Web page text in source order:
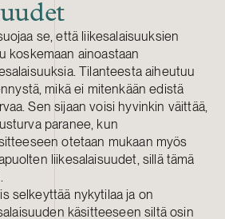
se, että liikesalaisuuksien
koskemaan ainoastaan
Tilanteesta aiheutuu
mikä ei mitenkään edistä
Sen sijaan voisi hyvinkin väittää,
paranee, kun
otetaan mukaan myös
liikesalaisuudet, sillä tämä
selkeyttää nykytilaa ja on
käsitteeseen siltä osin